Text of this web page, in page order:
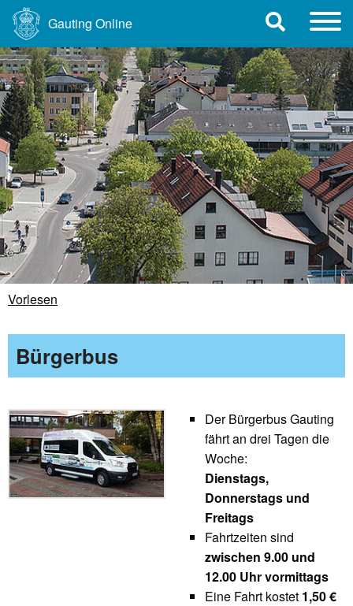
Gauting Online
Vorlesen
Bürgerbus
Der Bürgerbus Gauting
fährt an drei Tagen die
Woche:
Dienstags,
Donnerstags und
Freitags
Fahrtzeiten sind
zwischen 9.00 und
12.00 Uhr vormittags
Eine Fahrt kostet 1,50 €